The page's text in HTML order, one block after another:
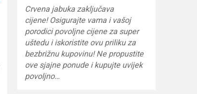
Crvena jabuka zaključava
cijene! Osigurajte vama i vašoj
porodici povoljne cijene za super
uštedu i iskoristite ovu priliku za
bezbrižnu kupovinu! Ne propustite
ove sjajne ponude i kupujte uvijek
povoljno…